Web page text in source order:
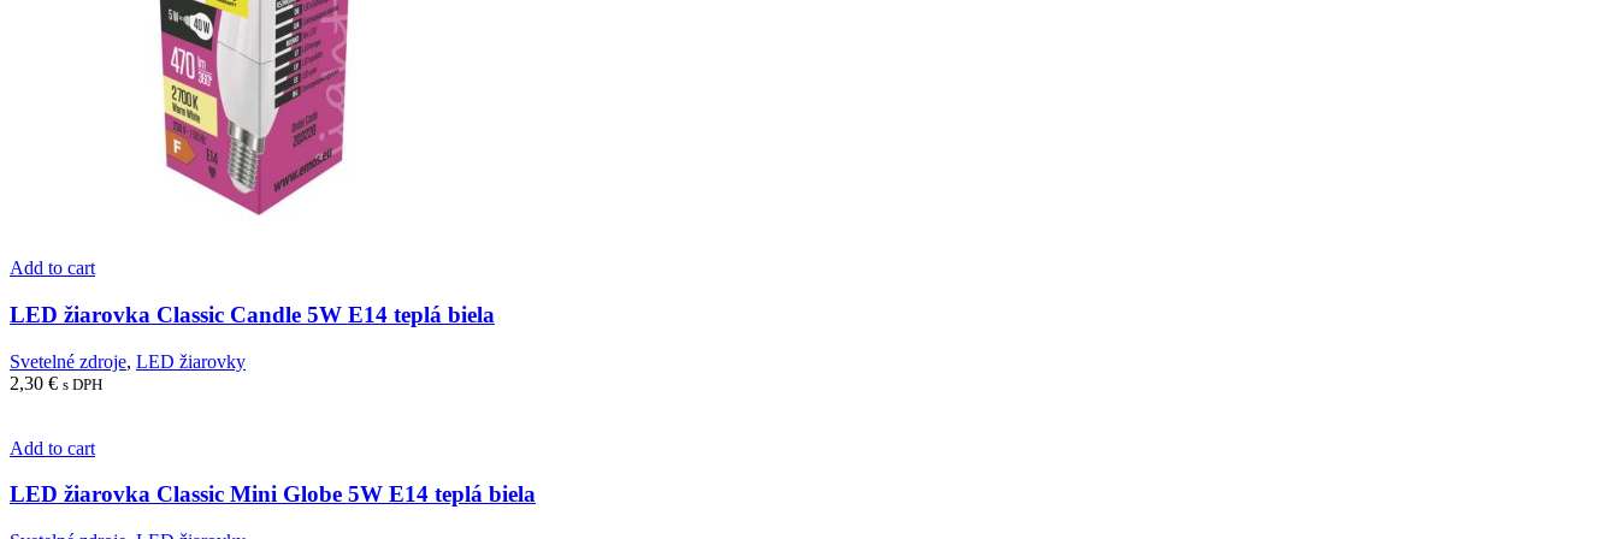
Add to cart
LED žiarovka Classic Candle 5W E14 teplá biela
Svetelné zdroje, LED žiarovky
2,30 € s DPH
Add to cart
LED žiarovka Classic Mini Globe 5W E14 teplá biela